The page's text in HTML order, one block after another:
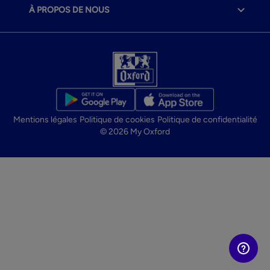
À PROPOS DE NOUS
Mentions légales Politique de cookies Politique de confidentialité
© 2026 My Oxford